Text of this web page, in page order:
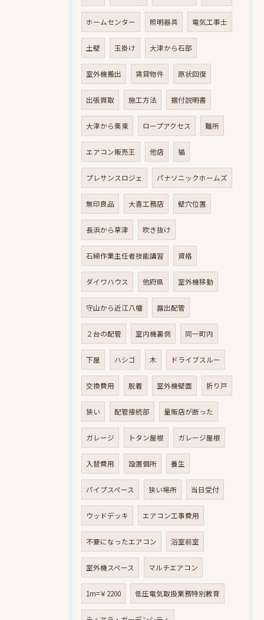
ホームセンター 照明器具 電気工事士
土壁 玉掛け 大津から石部
室外機搬出 賃貸物件 原状回復
出張買取 施工方法 据付説明書
大津から栗東 ロープアクセス 難所
エアコン販売王 他店 猫
プレサンスロジェ パナソニックホームズ
無印良品 大喜工務店 壁穴位置
長浜から草津 吹き抜け
石綿作業主任者技能講習 資格
ダイワハウス 他府県 室外機移動
守山から近江八幡 露出配管
２台の配管 室内機裏側 同一町内
下屋 ハシゴ 木 ドライブスルー
交換費用 脱着 室外機壁面 折り戸
狭い 配管接続部 量販店が断った
ガレージ トタン屋根 ガレージ屋根
入替費用 設置個所 養生
パイプスペース 狭い場所 当日受付
ウッドデッキ エアコン工事費用
不要になったエアコン 浴室前室
室外機スペース マルチエアコン
1m=￥2200 低圧電気取扱業務特別教育